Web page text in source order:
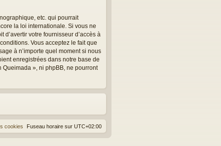
etc. qui pourrait
la loi internationale. Si vous ne
votre fournisseur d’accès à
Vous acceptez le fait que
à n’importe quel moment si nous
enregistrées dans notre base de
», ni phpBB, ne pourront
Fuseau horaire sur UTC+02:00
cookies